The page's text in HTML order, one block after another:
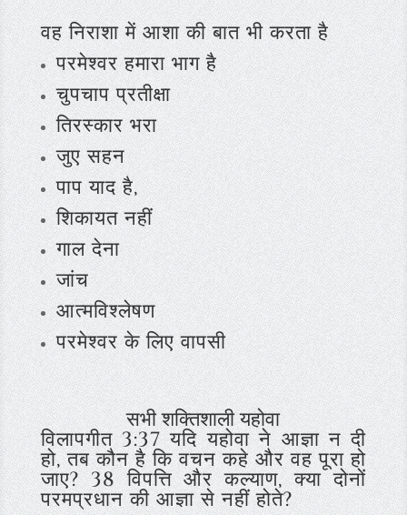
वह निराशा में आशा की बात भी करता है
परमेश्वर हमारा भाग है
चुपचाप प्रतीक्षा
तिरस्कार भरा
जुए सहन
पाप याद है,
शिकायत नहीं
गाल देना
जांच
आत्मविश्लेषण
परमेश्वर के लिए वापसी
सभी शक्तिशाली यहोवा
विलापगीत 3:37 यदि यहोवा ने आज्ञा न दी
हो, तब कौन है कि वचन कहे और वह पूरा हो
जाए? 38 विपत्ति और कल्याण, क्या दोनों
परमप्रधान की आज्ञा से नहीं होते?